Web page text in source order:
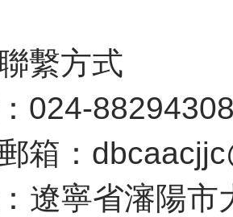
繫方式
024-
箱：
遼寧省瀋陽市